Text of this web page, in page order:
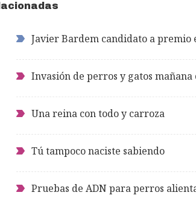
Javier Bardem candidato a premio
Invasión de perros y gatos mañana
Una reina con todo y carroza
Tú tampoco naciste sabiendo
Pruebas de ADN para perros